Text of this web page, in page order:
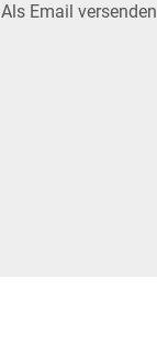
Als Email versenden